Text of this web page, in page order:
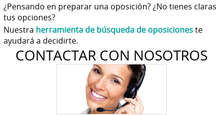
¿Pensando en preparar una oposición? ¿No tienes claras
tus opciones?
Nuestra herramienta de búsqueda de oposicioneste
ayudará a decidirte.
CONTACTAR CON NOSOTROS